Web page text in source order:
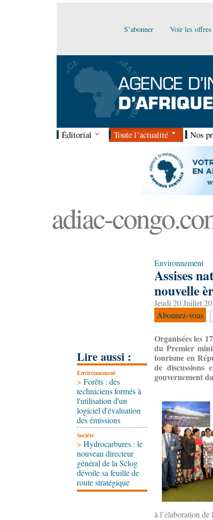
S’abonner Voir les offres
Éditorial Toute l’actualité Nos
adiac-
Lire aussi :
Environnement
> Forêts : des
techniciens formés à
l'utilisation d'un
logiciel d'évaluation
des émissions
Société
> Hydrocarbures : le
nouveau directeur
général de la Sclog
dévoile sa feuille de
route stratégique
Environnement
Assises
nouvelle
Jeudi 20 Juillet
Abonnez-vous
Organisées les
du Premier
tourisme en
de discussions
gouvernement
à l’élaboration de